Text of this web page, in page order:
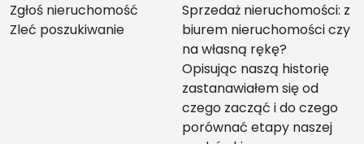
Zgłoś nieruchomość
Zleć poszukiwanie
Sprzedaż nieruchomości: z
biurem nieruchomości czy
na własną rękę?
Opisując naszą historię
zastanawiałem się od
czego zacząć i do czego
porównać etapy naszej